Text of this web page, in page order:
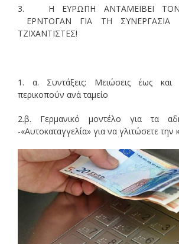
3. Η ΕΥΡΩΠΗ ΑΝΤΑΜΕΙΒΕΙ
ΕΡΝΤΟΓΑΝ ΓΙΑ ΤΗ
ΤΖΙΧΑΝΤΙΣΤΕΣ!
1. α. Συντάξεις: Μειώσεις έως
περικοπούν ανά ταμείο
2.β. Γερμανικό μοντέλο για τα
-«Αυτοκαταγγελία» για να γλιτώσετε την